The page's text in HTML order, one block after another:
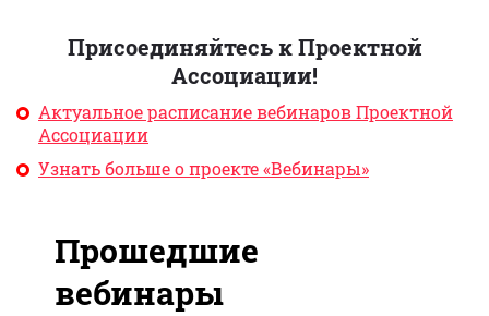
Присоединяйтесь к Проектной
Ассоциации!
Актуальное расписание вебинаров Проектной
Ассоциации
Узнать больше о проекте «Вебинары»
Прошедшие
вебинары